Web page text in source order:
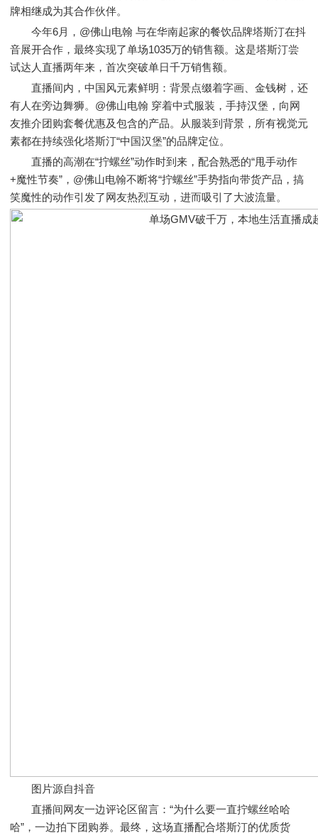
牌相继成为其合作伙伴。
今年6月，@佛山电翰 与在华南起家的餐饮品牌塔斯汀在抖
音展开合作，最终实现了单场1035万的销售额。这是塔斯汀尝
试达人直播两年来，首次突破单日千万销售额。
直播间内，中国风元素鲜明：背景点缀着字画、金钱树，还
有人在旁边舞狮。@佛山电翰 穿着中式服装，手持汉堡，向网
友推介团购套餐优惠及包含的产品。从服装到背景，所有视觉元
素都在持续强化塔斯汀“中国汉堡”的品牌定位。
直播的高潮在“拧螺丝”动作时到来，配合熟悉的“甩手动作
+魔性节奏”，@佛山电翰不断将“拧螺丝”手势指向带货产品，搞
笑魔性的动作引发了网友热烈互动，进而吸引了大波流量。
图片源自抖音
直播间网友一边评论区留言：“为什么要一直拧螺丝哈哈
哈”，一边拍下团购券。最终，这场直播配合塔斯汀的优质货